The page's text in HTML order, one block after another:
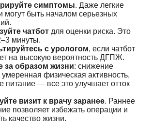
симптомы. Даже легкие
могут быть началом серьезных
чатбот для оценки риска. Это
минуты.
с урологом, если чатбот
на высокую вероятность ДГПЖ.
за образом жизни: снижение
умеренная физическая активность,
питание — все это улучшает отток
визит к врачу заранее. Раннее
позволяет избежать операции и
качество жизни.